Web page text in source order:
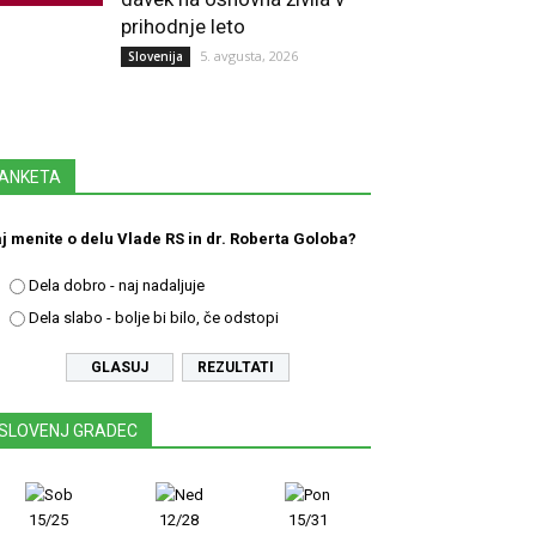
prihodnje leto
Slovenija 5. avgusta, 2026
menite o delu Vlade RS in dr. Roberta Goloba?
Dela dobro - naj nadaljuje
Dela slabo - bolje bi bilo, če odstopi
REZULTATI
GRADEC
15/25 12/28 15/31